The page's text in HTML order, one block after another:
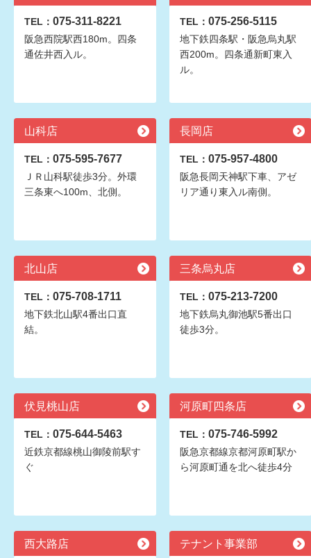
TEL： 075-311-8221
阪急西院駅西180m。四条
通佐井西入ル。
TEL： 075-256-5115
地下鉄四条駅・阪急烏丸駅
西200m。四条通新町東入
ル。
山科店
TEL： 075-595-7677
ＪＲ山科駅徒歩3分。外環
三条東へ100m、北側。
長岡店
TEL： 075-957-4800
阪急長岡天神駅下車、アゼ
リア通り東入ル南側。
北山店
TEL： 075-708-1711
地下鉄北山駅4番出口直
結。
三条烏丸店
TEL： 075-213-7200
地下鉄烏丸御池駅5番出口
徒歩3分。
伏見桃山店
TEL： 075-644-5463
近鉄京都線桃山御陵前駅す
ぐ
河原町四条店
TEL： 075-746-5992
阪急京都線京都河原町駅か
ら河原町通を北へ徒歩4分
西大路店 テナント事業部